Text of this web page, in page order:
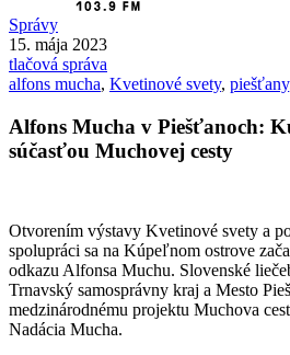
Správy
15. mája 2023
tlačová správa
alfons mucha, Kvetinové svety, piešťany
Alfons Mucha v Piešťanoch:
súčasťou Muchovej cesty
Otvorením výstavy Kvetinové svety a
spolupráci sa na Kúpeľnom ostrove
odkazu Alfonsa Muchu. Slovenské
Trnavský samosprávny kraj a Mesto
medzinárodnému projektu Muchova
Nadácia Mucha.